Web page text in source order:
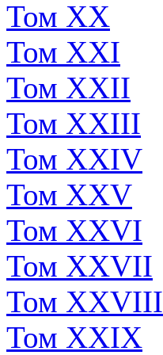
Том XX
Том XXI
Том XXII
Том XXIII
Том XXIV
Том XXV
Том XXVI
Том XXVII
Том XXVIII
Том XXIX